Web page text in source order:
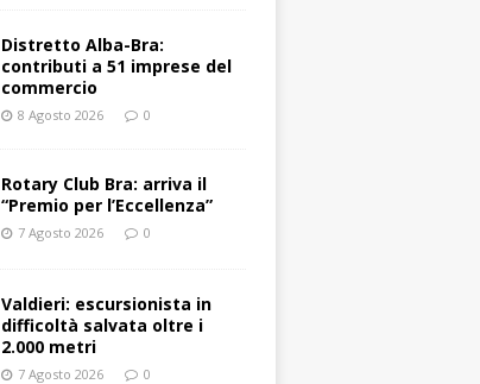
Distretto Alba-Bra:
contributi a 51 imprese del
commercio
8 Agosto 2026 0
Rotary Club Bra: arriva il
“Premio per l’Eccellenza”
7 Agosto 2026 0
Valdieri: escursionista in
difficoltà salvata oltre i
2.000 metri
7 Agosto 2026 0